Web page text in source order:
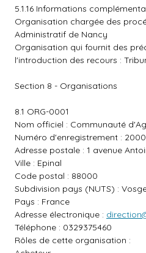
5.1.16 Informations
Organisation chargée des
Administratif de Nancy
Organisation qui fournit des
l'introduction des recours :
Section 8 - Organisations
8.1 ORG-0001
Nom officiel : Communauté
Numéro d'enregistrement :
Adresse postale : 1 avenue
Ville : Epinal
Code postal : 88000
Subdivision pays (NUTS) :
Pays : France
Adresse électronique :
Téléphone : 0329375460
Rôles de cette organisation :